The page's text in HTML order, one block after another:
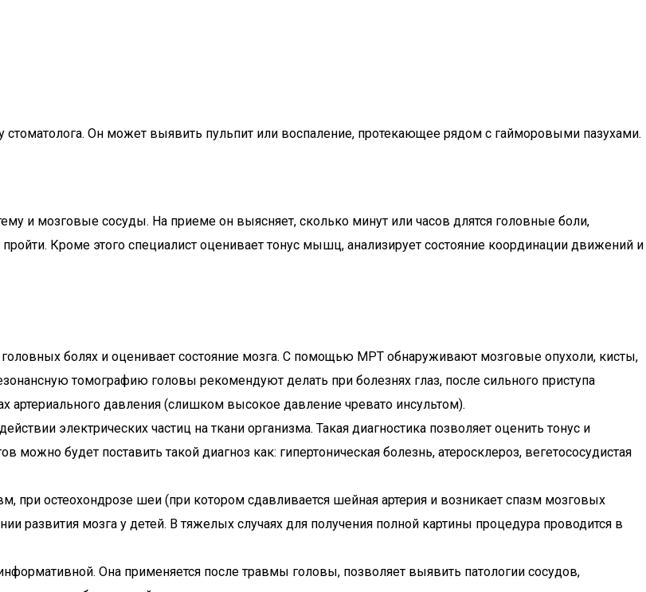
Он может выявить пульпит или воспаление, протекающее рядом с гайморовыми пазухами.
и мозговые сосуды. На приеме он выясняет, сколько минут или часов длятся головные боли,
Кроме этого специалист оценивает тонус мышц, анализирует состояние координации движений и
головных болях и оценивает состояние мозга. С помощью МРТ обнаруживают мозговые опухоли, кисты,
томографию головы рекомендуют делать при болезнях глаз, после сильного приступа
артериального давления (слишком высокое давление чревато инсультом).
электрических частиц на ткани организма. Такая диагностика позволяет оценить тонус и
можно будет поставить такой диагноз как: гипертоническая болезнь, атеросклероз, вегетососудистая
при остеохондрозе шеи (при котором сдавливается шейная артерия и возникает спазм мозговых
развития мозга у детей. В тяжелых случаях для получения полной картины процедура проводится в
Она применяется после травмы головы, позволяет выявить патологии сосудов,